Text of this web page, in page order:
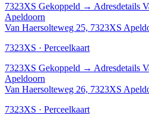
7323XS Gekoppeld → Adresdetails
Apeldoorn
Van Haersolteweg 25, 7323XS
7323XS · Perceelkaart
7323XS Gekoppeld → Adresdetails
Apeldoorn
Van Haersolteweg 26, 7323XS
7323XS · Perceelkaart